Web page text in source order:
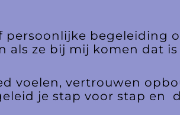
persoonlijke begeleiding
als ze bij mij komen dat
voelen, vertrouwen
je stap voor stap en